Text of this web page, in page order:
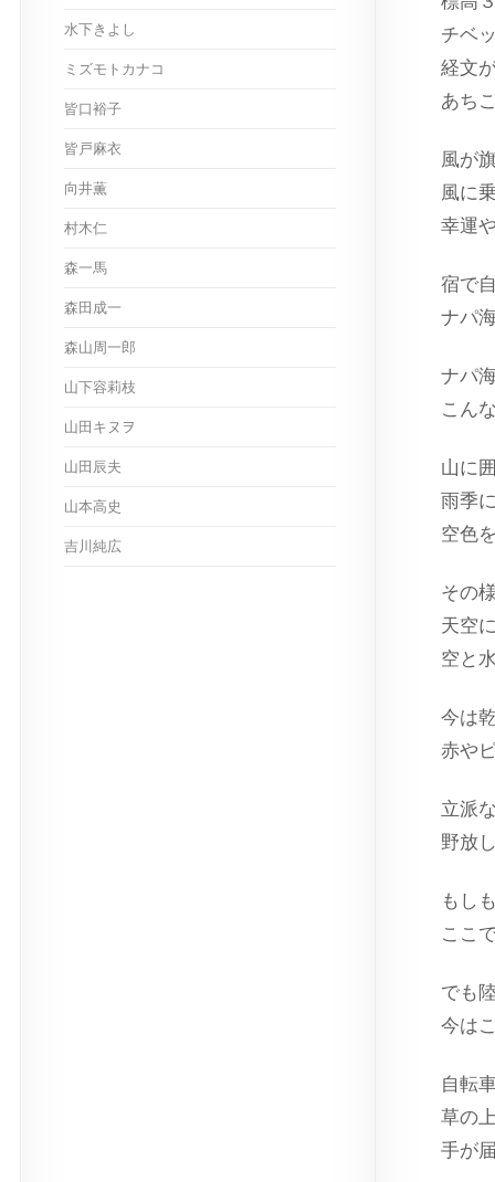
チベ
経文
あち
風が
風に
幸運
宿で
ナパ
ナパ
こん
山に
雨季
空色
その
天空
空と
今は
赤や
立派
野放
もし
ここ
でも
今は
自転
草の
手が
水下きよし
ミズモトカナコ
皆口裕子
皆戸麻衣
向井薫
村木仁
森一馬
森田成一
森山周一郎
山下容莉枝
山田キヌヲ
山田辰夫
山本高史
吉川純広